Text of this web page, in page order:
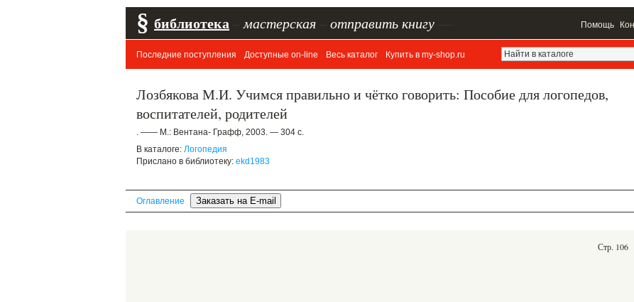
§ библиотека мастерская отправить книгу Помощь
Последние поступления Доступные on-line Весь каталог Купить в my-shop.ru
Лозбякова М.И. Учимся правильно и чётко говорить: Пособие для логопедов,
воспитателей, родителей
. —— М.: Вентана- Графф, 2003. — 304 с.
В каталоге: Логопедия
Прислано в библиотеку: ekd1983
Оглавление
Стр. 106